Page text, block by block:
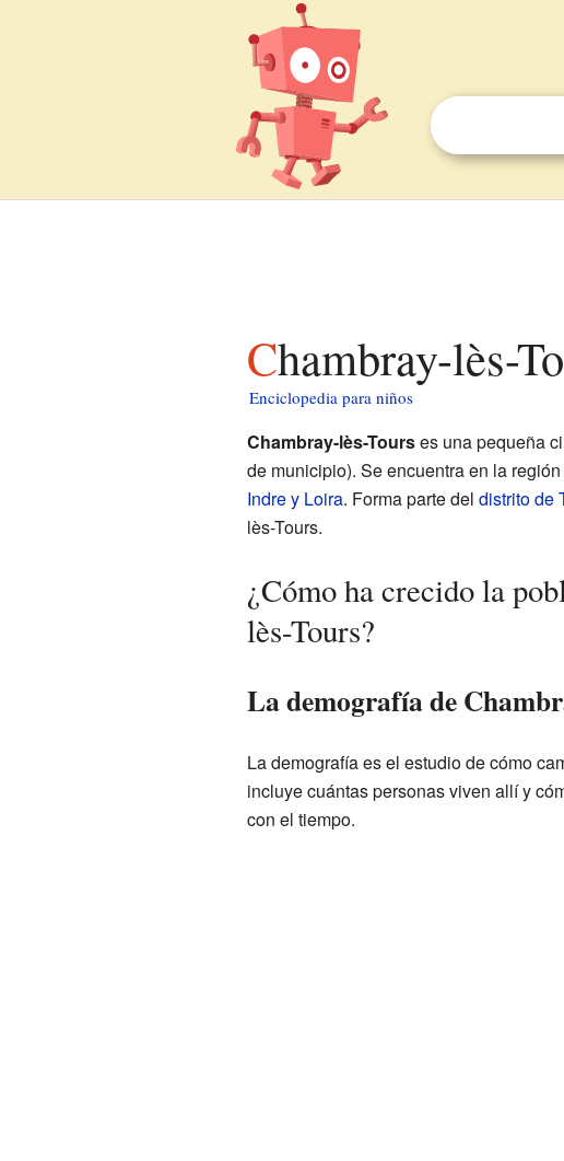
Chambray-lès-
Enciclopedia para niños
Chambray-lès-Tourses una pequeña
de municipio). Se encuentra en la
Indre y Loira. Forma parte del distrito de
lès-Tours.
¿Cómo ha crecido la
lès-Tours?
La demografía de
La demografía es el estudio de cómo
incluye cuántas personas viven allí y
con el tiempo.